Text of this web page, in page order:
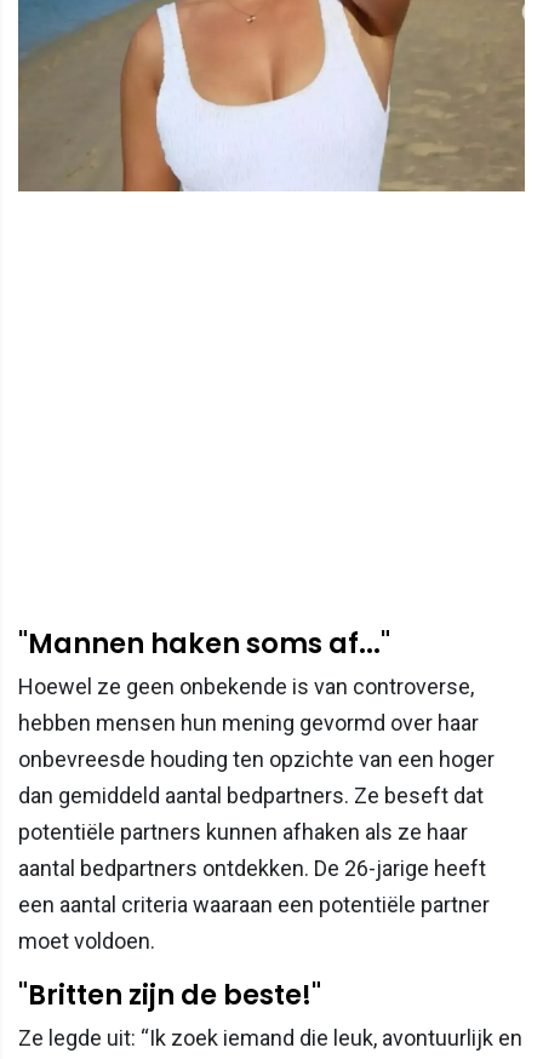
"Mannen haken soms af..."
Hoewel ze geen onbekende is van controverse,
hebben mensen hun mening gevormd over haar
onbevreesde houding ten opzichte van een hoger
dan gemiddeld aantal bedpartners. Ze beseft dat
potentiële partners kunnen afhaken als ze haar
aantal bedpartners ontdekken. De 26-jarige heeft
een aantal criteria waaraan een potentiële partner
moet voldoen.
"Britten zijn de beste!"
Ze legde uit: “Ik zoek iemand die leuk, avontuurlijk en